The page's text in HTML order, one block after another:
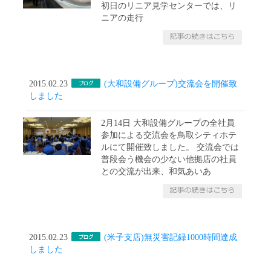
初日のリニア見学センターでは、リ
ニアの走行
2015.02.23
(大和設備グループ)交流会を開催致
しました
2月14日 大和設備グループの全社員
参加による交流会を鳥取シティホテ
ルにて開催致しました。 交流会では
普段会う機会の少ない他拠店の社員
との交流が出来、和気あいあ
2015.02.23
(米子支店)無災害記録1000時間達成
しました